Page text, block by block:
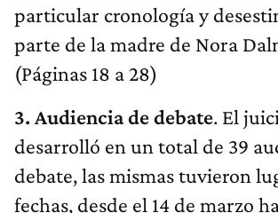
particular cronología y
parte de la madre de Nora
(Páginas 18 a 28)
3. Audiencia de debate. El
desarrolló en un total de 39
debate, las mismas tuvieron
fechas, desde el 14 de marzo